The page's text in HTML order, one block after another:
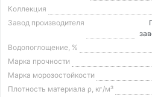
Коллекция
Завод производителя
Водопоглощение, %
Марка прочности
Марка морозостойкости
Плотность материала ρ, кг/м³